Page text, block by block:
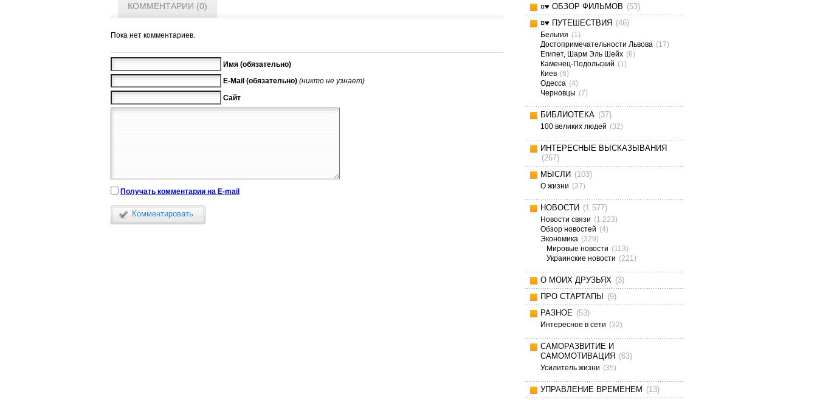
КОММЕНТАРИИ (0)
Пока нет комментариев.
Имя (обязательно)
E-Mail (обязательно) (никто не узнает)
Сайт
Получать комментарии на E-mail
Комментировать
¤♥ ОБЗОР ФИЛЬМОВ (53)
¤♥ ПУТЕШЕСТВИЯ (46)
Бельгия (1)
Достопримечательности Львова (17)
Египет, Шарм Эль Шейх (6)
Каменец-Подольский (1)
Киев (6)
Одесса (4)
Черновцы (7)
БИБЛИОТЕКА (37)
100 великих людей (32)
ИНТЕРЕСНЫЕ ВЫСКАЗЫВАНИЯ
(267)
МЫСЛИ (103)
О жизни (37)
НОВОСТИ (1 577)
Новости связи (1 223)
Обзор новостей (4)
Экономика (329)
Мировые новости (113)
Украинские новости (221)
О МОИХ ДРУЗЬЯХ (3)
ПРО СТАРТАПЫ
(9)
РАЗНОЕ (53)
Интересное в сети (32)
САМОРАЗВИТИЕ И
САМОМОТИВАЦИЯ (63)
Усилитель жизни (35)
УПРАВЛЕНИЕ ВРЕМЕНЕМ (13)